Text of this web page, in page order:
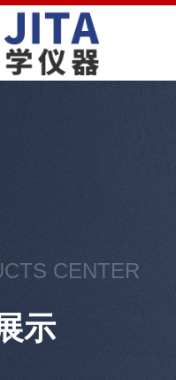
CENTER
示